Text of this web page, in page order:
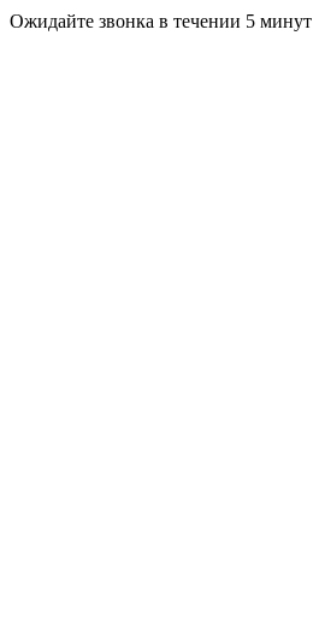
Ожидайте звонка в течении 5 минут